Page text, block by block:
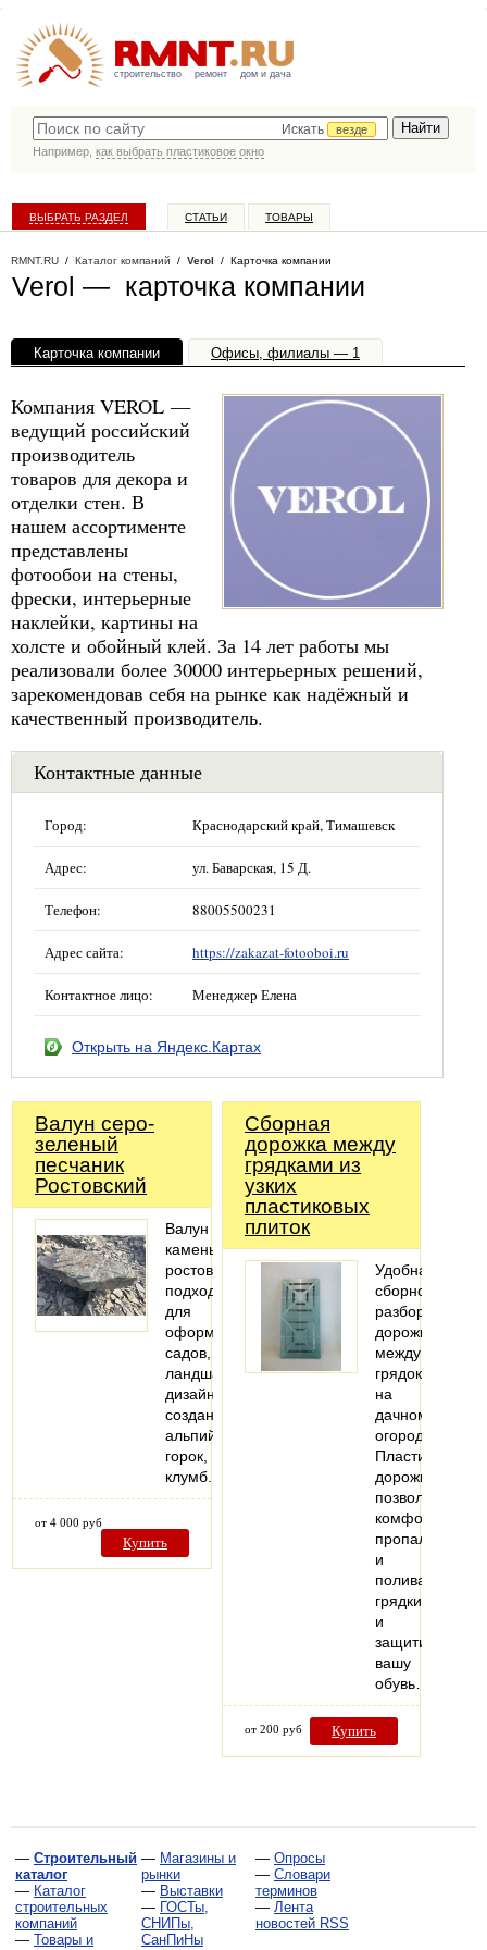
строительство ремонт дом и дача
Искать
везде
Например, как выбрать пластиковое окно
ВЫБРАТЬ РАЗДЕЛ СТАТЬИ ТОВАРЫ
RMNT.RU / Каталог компаний / Verol / Карточка компании
Verol — карточка компании
Карточка компании Офисы, филиалы — 1
Компания VEROL —
ведущий российский
производитель
товаров для декора и
отделки стен. В
нашем ассортименте
представлены
фотообои на стены,
фрески, интерьерные
наклейки, картины на
холсте и обойный клей. За 14 лет работы мы
реализовали более 30000 интерьерных решений,
зарекомендовав себя на рынке как надёжный и
качественный производитель.
Контактные данные
Город: Краснодарский край, Тимашевск
Адрес: ул. Баварская, 15 Д.
Телефон: 88005500231
Адрес сайта: https://zakazat-fotooboi.ru
Контактное лицо: Менеджер Елена
Открыть на Яндекс.Картах
Валун серо-
зеленый
песчаник
Ростовский
Валун
камень
ростовский
подходит
для
оформления
садов,
ландшафтного
дизайна,
создания
альпийских
горок,
клумб.
от 4 000 руб
Купить
Сборная
дорожка между
грядками из
узких
пластиковых
плиток
Удобная
сборно-
разборная
дорожка
между
грядок
на
дачном
огороде.
Пластиковая
дорожка
позволит
комфортно
пропалывать
и
поливать
грядки
и
защитит
вашу
обувь…
от 200 руб Купить
— Строительный
каталог
— Каталог
строительных
компаний
— Товары и
— Магазины и
рынки
— Выставки
— ГОСТы,
СНИПы,
СанПиНы
— Опросы
— Словари
терминов
— Лента
новостей RSS